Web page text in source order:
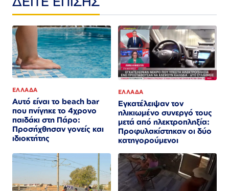
ΕΛΛΑΔΑ
Αυτό είναι το beach bar
που πνίγηκε το 4χρονο
παιδάκι στη Πάρο:
Προσήχθησαν γονείς και
ιδιοκτήτης
ΕΛΛΑΔΑ
Εγκατέλειψαν τον
ηλικιωμένο συνεργό τους
μετά από ηλεκτροπληξία:
Προφυλακίστηκαν οι δύο
κατηγορούμενοι